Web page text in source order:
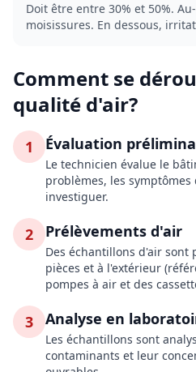
Doit être entre 30% et 50%.
moisissures. En dessous,
Comment se
qualité d'air?
1 Évaluation
Le technicien évalue le
problèmes, les symptômes
investiguer.
2 Prélèvements d'air
Des échantillons d'air sont
pièces et à l'extérieur
pompes à air et des
3 Analyse en
Les échantillons sont
contaminants et leur